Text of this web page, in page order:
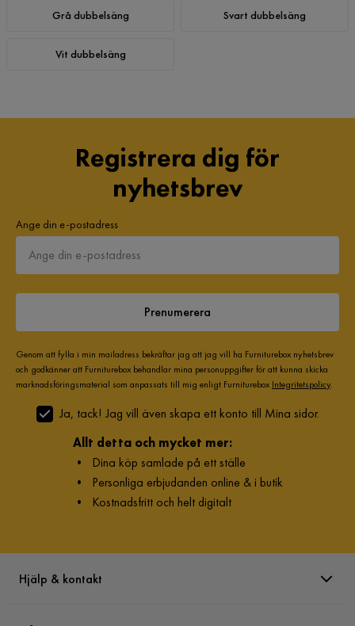
Grå dubbelsäng Svart dubbelsäng
Vit dubbelsäng
Registrera dig för
nyhetsbrev
Ange din e-postadress
Prenumerera
Genom att fylla i min mailadress bekräftar jag att jag vill ha Furniturebox nyhetsbrev
och godkänner att Furniturebox behandlar mina personuppgifter för att kunna skicka
marknadsföringsmaterial som anpassats till mig enligt Furniturebox Integritetspolicy.
Ja, tack! Jag vill även skapa ett konto till Mina sidor.
Allt detta och mycket mer:
• Dina köp samlade på ett ställe
• Personliga erbjudanden online & i butik
• Kostnadsfritt och helt digitalt
Hjälp & kontakt